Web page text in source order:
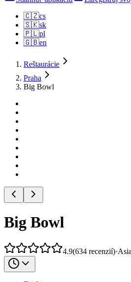
🇨🇿cs
🇸🇰sk
🇵🇱pl
🇬🇧en
Reštaurácie
Praha
Big Bowl
Big Bowl
4.9(634 recenzií)·